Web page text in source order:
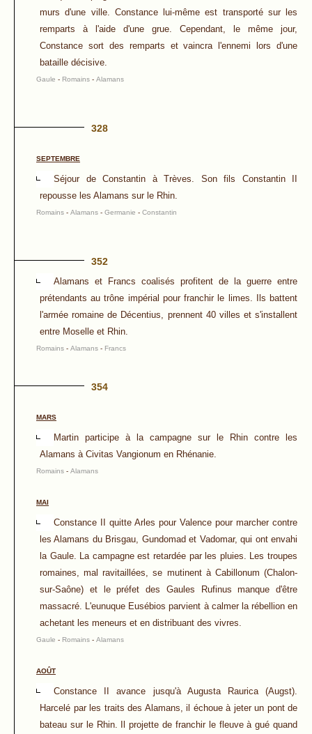
murs d'une ville. Constance lui-même est transporté sur les
remparts à l'aide d'une grue. Cependant, le même jour,
Constance sort des remparts et vaincra l'ennemi lors d'une
bataille décisive.
Gaule - Romains - Alamans
328
SEPTEMBRE
Séjour de Constantin à Trèves. Son fils Constantin II
repousse les Alamans sur le Rhin.
Romains - Alamans - Germanie - Constantin
352
Alamans et Francs coalisés profitent de la guerre entre
prétendants au trône impérial pour franchir le limes. Ils battent
l'armée romaine de Décentius, prennent 40 villes et s'installent
entre Moselle et Rhin.
Romains - Alamans - Francs
354
MARS
Martin participe à la campagne sur le Rhin contre les
Alamans à Civitas Vangionum en Rhénanie.
Romains - Alamans
MAI
Constance II quitte Arles pour Valence pour marcher contre
les Alamans du Brisgau, Gundomad et Vadomar, qui ont envahi
la Gaule. La campagne est retardée par les pluies. Les troupes
romaines, mal ravitaillées, se mutinent à Cabillonum (Chalon-
sur-Saône) et le préfet des Gaules Rufinus manque d'être
massacré. L'eunuque Eusébios parvient à calmer la rébellion en
achetant les meneurs et en distribuant des vivres.
Gaule - Romains - Alamans
AOÛT
Constance II avance jusqu'à Augusta Raurica (Augst).
Harcelé par les traits des Alamans, il échoue à jeter un pont de
bateau sur le Rhin. Il projette de franchir le fleuve à gué quand